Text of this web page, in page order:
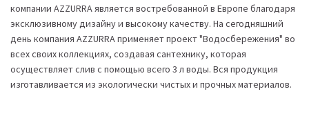
компании AZZURRA является востребованной в Европе благодаря
эксклюзивному дизайну и высокому качеству. На сегодняшний
день компания AZZURRA применяет проект "Водосбережения" во
всех своих коллекциях, создавая сантехнику, которая
осуществляет слив с помощью всего 3 л воды. Вся продукция
изготавливается из экологически чистых и прочных материалов.